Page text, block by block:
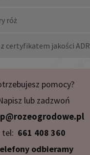
róż
z certyfikatem jakości ADR
pomocy?
lub zadzwoń
tel: 661 408 360
odbieramy